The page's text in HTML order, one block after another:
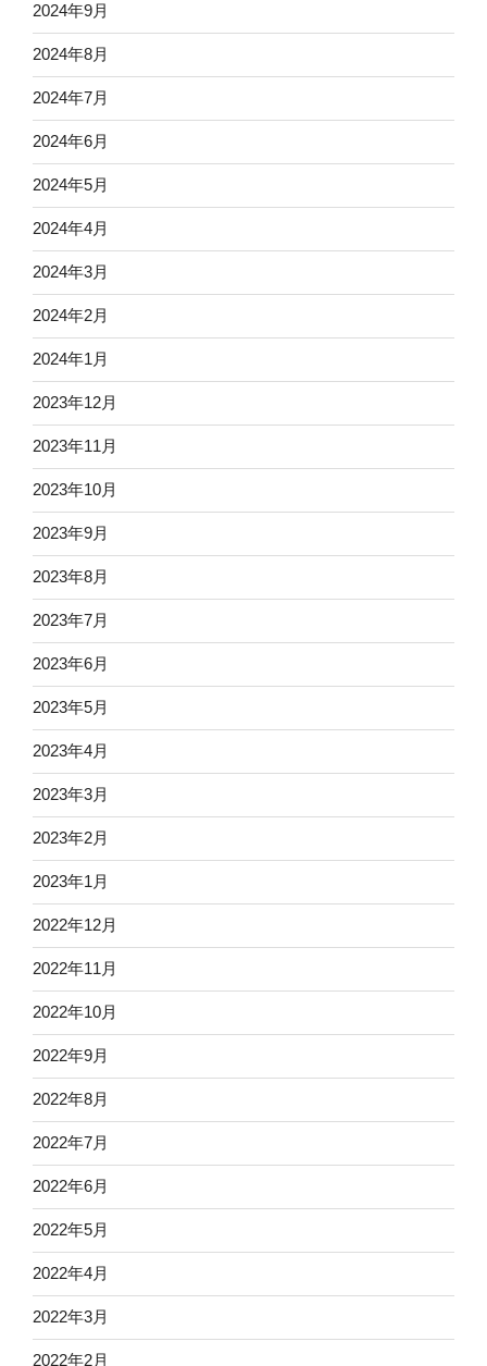
2024年9月
2024年8月
2024年7月
2024年6月
2024年5月
2024年4月
2024年3月
2024年2月
2024年1月
2023年12月
2023年11月
2023年10月
2023年9月
2023年8月
2023年7月
2023年6月
2023年5月
2023年4月
2023年3月
2023年2月
2023年1月
2022年12月
2022年11月
2022年10月
2022年9月
2022年8月
2022年7月
2022年6月
2022年5月
2022年4月
2022年3月
2022年2月